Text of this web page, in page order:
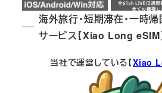
海外旅行・短期滞在・一時
サービス【Xiao Long eSIM
当社で運営している【Xiao